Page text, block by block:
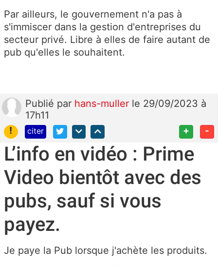
Par ailleurs, le gouvernement n'a pas à
s'immiscer dans la gestion d'entreprises du
secteur privé. Libre à elles de faire autant de
pub qu'elles le souhaitent.
Publié par hans-muller le 29/09/2023 à
17h11
!
citer + -
L’info en vidéo : Prime
Video bientôt avec des
pubs, sauf si vous
payez.
Je paye la Pub lorsque j'achète les produits.